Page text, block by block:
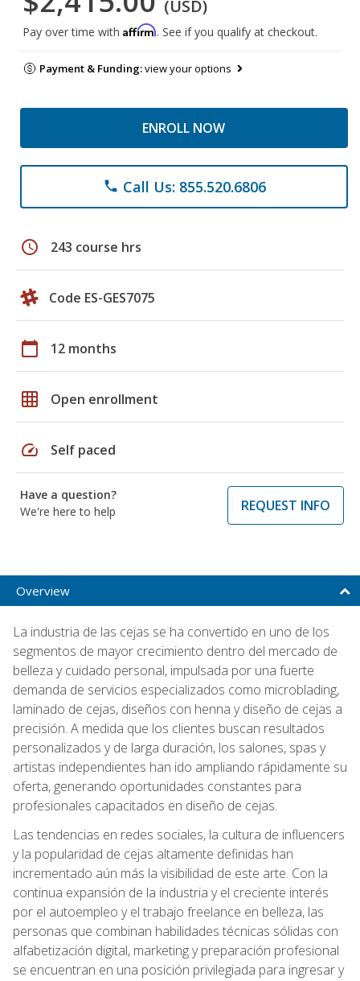
(USD)
Pay over time with Affirm. See if you qualify at checkout.
Payment & Funding:view your options
ENROLL NOW
phone Call Us: 855.520.6806
schedule 243 course hrs
Code ES-GES7075
calendar_today 12 months
grid_on Open enrollment
speed Self paced
Have a question?
We're here to help
REQUEST INFO
Overview
La industria de las cejas se ha convertido en uno de los
segmentos de mayor crecimiento dentro del mercado de
belleza y cuidado personal, impulsada por una fuerte
demanda de servicios especializados como microblading,
laminado de cejas, diseños con henna y diseño de cejas a
precisión. A medida que los clientes buscan resultados
personalizados y de larga duración, los salones, spas y
artistas independientes han ido ampliando rápidamente su
oferta, generando oportunidades constantes para
profesionales capacitados en diseño de cejas.
Las tendencias en redes sociales, la cultura de influencers
y la popularidad de cejas altamente definidas han
incrementado aún más la visibilidad de este arte. Con la
continua expansión de la industria y el creciente interés
por el autoempleo y el trabajo freelance en belleza, las
personas que combinan habilidades técnicas sólidas con
alfabetización digital, marketing y preparación profesional
se encuentran en una posición privilegiada para ingresar y